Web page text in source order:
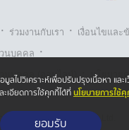
· ร่วมงานกับเรา · เงื่อนไขและ
นบุคคล ·
นบุคคล (ออนไลน์) · นโยบาย
Broadcasting & T.V. Co.,Ltd.
ลไปวิเคราะห์เพื่อปรับปรุงเนื้อหา แล
อียดการใช้คุกกี้ได้ที่นโยบายการใช้
ยอมรับ